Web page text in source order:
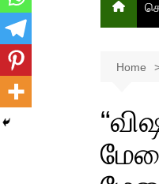
Home